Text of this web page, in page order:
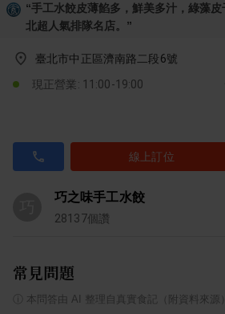
“手工水餃皮薄餡多，鮮美多汁，綠藻
北超人氣排隊名店。 ”
臺北市中正區濟南路二段6號
現正營業: 11:00-19:00
線上訂位
巧之味手工水餃
28137個讚
常見問題
本問答由 AI 整理自真實食記（附資料來源）